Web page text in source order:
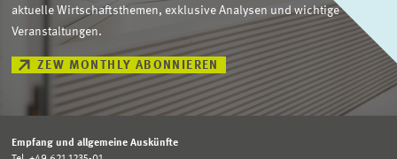
aktuelle Wirtschaftsthemen, exklusive Analysen und wichtige
Veranstaltungen.
ZEW MONTHLY ABONNIEREN
Empfang und allgemeine Auskünfte